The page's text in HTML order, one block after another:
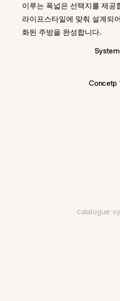
이루는 폭넓은 선택지를 제공
라이프스타일에 맞춰 설계되
화된 주방을 완성합니다.
catalogue:
Concetp